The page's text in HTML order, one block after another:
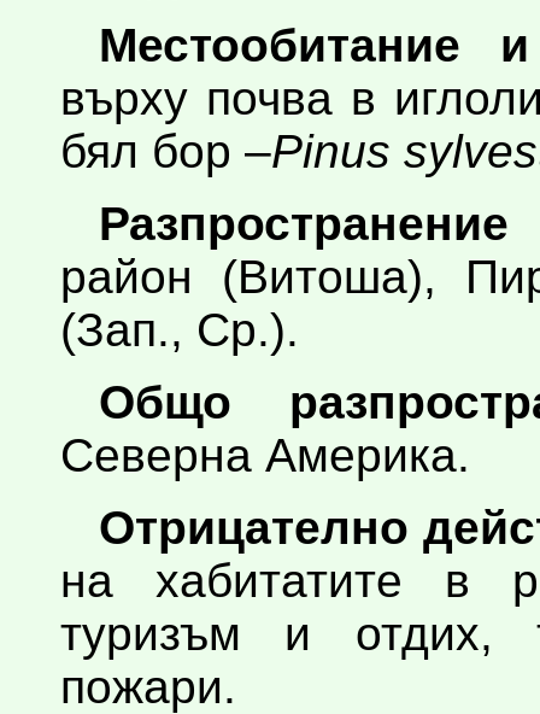
Местообитание
върху почва в
бял бор –Pinus
район (Витоша),
(Зап., Ср.).
Общо
Северна Америка.
Отрицателно
на хабитатите в
туризъм и отдих,
пожари.